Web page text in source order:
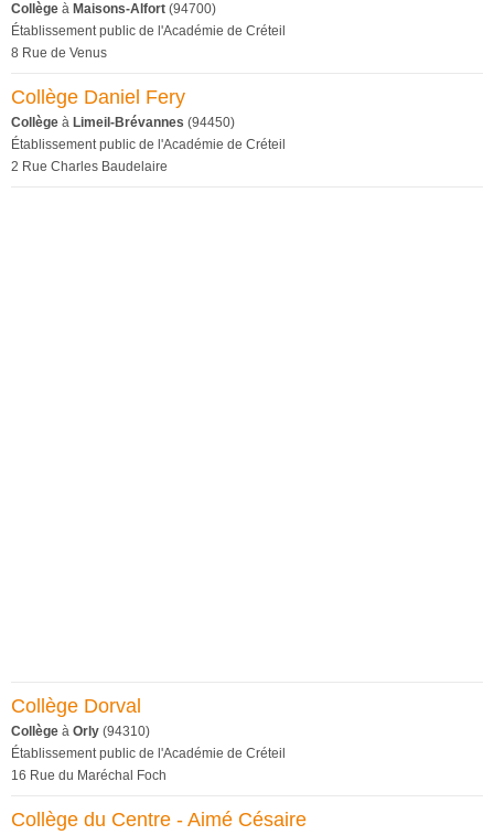
Collège à Maisons-Alfort (94700)
Établissement public de l'Académie de Créteil
8 Rue de Venus
Collège Daniel Fery
Collège à Limeil-Brévannes (94450)
Établissement public de l'Académie de Créteil
2 Rue Charles Baudelaire
Collège Dorval
Collège à Orly (94310)
Établissement public de l'Académie de Créteil
16 Rue du Maréchal Foch
Collège du Centre - Aimé Césaire